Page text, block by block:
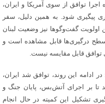
توافق از سوی آمریکا و ایران،
پیگیری شود. به همین دلیل، سفر
اولویت گفت‌وگوها نیز وضعیت لبنان
سطح درگیری‌ها قابل مشاهده است و
قابل مقایسه نیست.
ادامه این روند، توافق شد ایران،
تا بر اجرای آتش‌بس، پایان جنگ و
تشکیل این کمیته در حال انجام